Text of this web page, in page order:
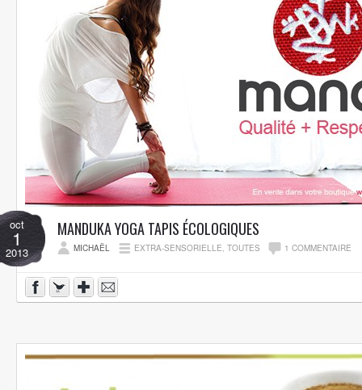
oct
1
2013
MANDUKA YOGA TAPIS ÉCOLOGIQUES
MICHAËL EXTRA-SENSORIELLE, TOUTES 1 COMMENTAIRE